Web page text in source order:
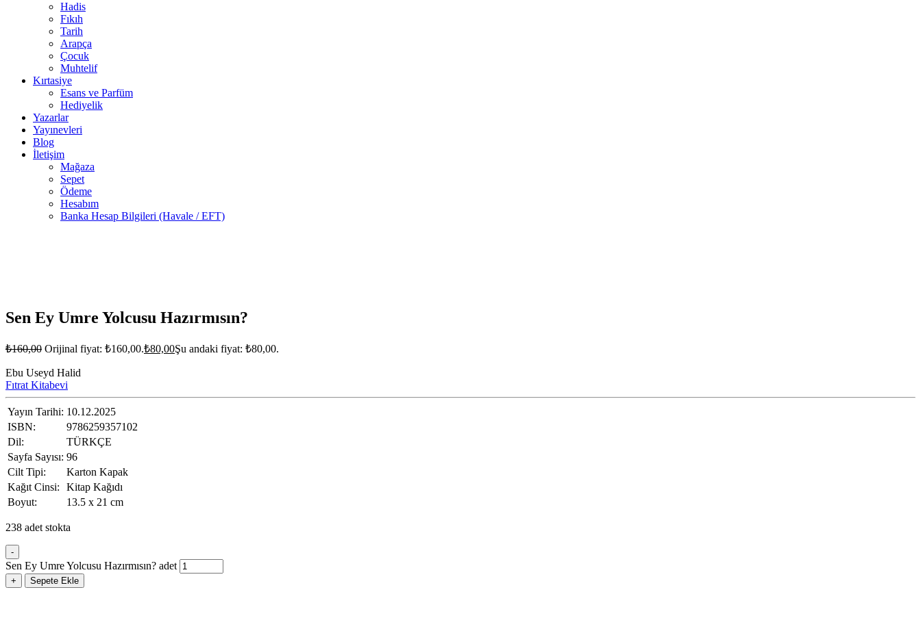
Hadis
Fıkıh
Tarih
Arapça
Çocuk
Muhtelif
Kırtasiye
Esans ve Parfüm
Hediyelik
Yazarlar
Yayınevleri
Blog
İletişim
Mağaza
Sepet
Ödeme
Hesabım
Banka Hesap Bilgileri (Havale / EFT)
Sen Ey Umre Yolcusu Hazırmısın?
₺160,00 Orijinal fiyat: ₺160,00.₺80,00Şu andaki fiyat: ₺80,00.
Ebu Useyd Halid
Fıtrat Kitabevi
Yayın Tarihi: 10.12.2025
ISBN:
9786259357102
Dil:
TÜRKÇE
Sayfa Sayısı: 96
Cilt Tipi:
Karton Kapak
Kağıt Cinsi:
Kitap Kağıdı
Boyut:
13.5 x 21 cm
238 adet stokta
-
Sen Ey Umre Yolcusu Hazırmısın? adet
+ Sepete Ekle